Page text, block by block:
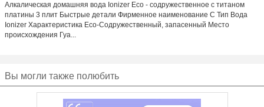
Алкалическая домашняя вода Ionizer Eco - содружественное с титаном
платины 3 плит Быстрые детали Фирменное наименование С Тип Вода
Ionizer Характеристика Eco-Содружественный, запасенный Место
происхождения Гуа...
Вы могли также полюбить